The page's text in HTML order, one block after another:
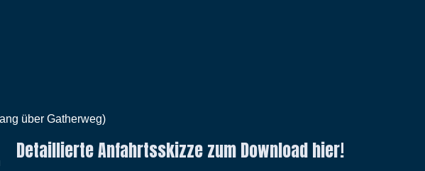
über Gatherweg)
Detaillierte Anfahrtsskizze zum Download hier!